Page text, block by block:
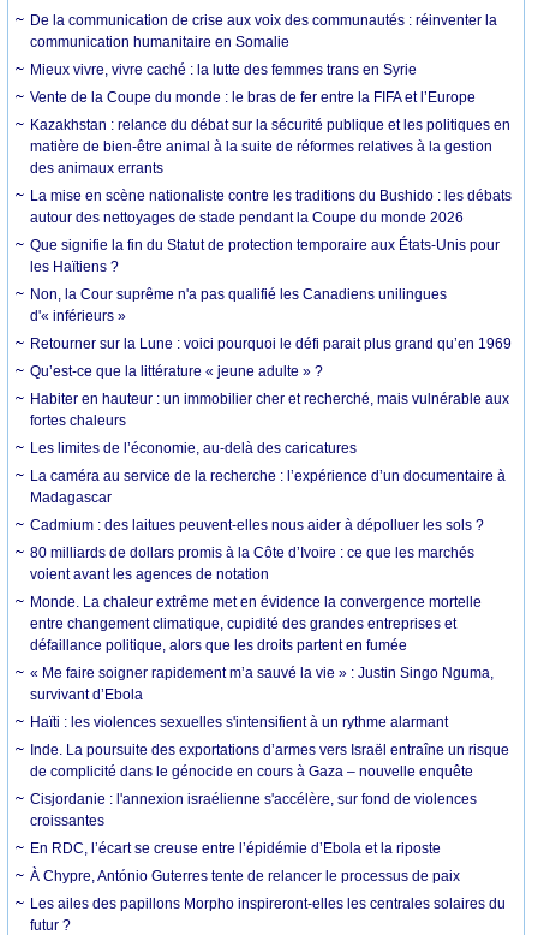
De la communication de crise aux voix des communautés : réinventer la
communication humanitaire en Somalie
Mieux vivre, vivre caché : la lutte des femmes trans en Syrie
Vente de la Coupe du monde : le bras de fer entre la FIFA et l’Europe
Kazakhstan : relance du débat sur la sécurité publique et les politiques en
matière de bien-être animal à la suite de réformes relatives à la gestion
des animaux errants
La mise en scène nationaliste contre les traditions du Bushido : les débats
autour des nettoyages de stade pendant la Coupe du monde 2026
Que signifie la fin du Statut de protection temporaire aux États-Unis pour
les Haïtiens ?
Non, la Cour suprême n'a pas qualifié les Canadiens unilingues
d'« inférieurs »
Retourner sur la Lune : voici pourquoi le défi parait plus grand qu’en 1969
Qu’est-ce que la littérature « jeune adulte » ?
Habiter en hauteur : un immobilier cher et recherché, mais vulnérable aux
fortes chaleurs
Les limites de l’économie, au-delà des caricatures
La caméra au service de la recherche : l’expérience d’un documentaire à
Madagascar
Cadmium : des laitues peuvent-elles nous aider à dépolluer les sols ?
80 milliards de dollars promis à la Côte d’Ivoire : ce que les marchés
voient avant les agences de notation
Monde. La chaleur extrême met en évidence la convergence mortelle
entre changement climatique, cupidité des grandes entreprises et
défaillance politique, alors que les droits partent en fumée
« Me faire soigner rapidement m’a sauvé la vie » : Justin Singo Nguma,
survivant d’Ebola
Haïti : les violences sexuelles s'intensifient à un rythme alarmant
Inde. La poursuite des exportations d’armes vers Israël entraîne un risque
de complicité dans le génocide en cours à Gaza – nouvelle enquête
Cisjordanie : l'annexion israélienne s'accélère, sur fond de violences
croissantes
En RDC, l’écart se creuse entre l’épidémie d’Ebola et la riposte
À Chypre, António Guterres tente de relancer le processus de paix
Les ailes des papillons Morpho inspireront-elles les centrales solaires du
futur ?